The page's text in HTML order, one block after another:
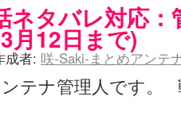
ネタバレ対応
月12日まで)
成者: 咲-Saki-まとめアンテ
ンテナ管理人です